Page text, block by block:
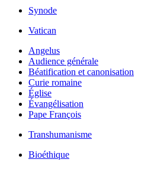
Synode
Vatican
Angelus
Audience générale
Béatification et canonisation
Curie romaine
Église
Évangélisation
Pape François
Transhumanisme
Bioéthique